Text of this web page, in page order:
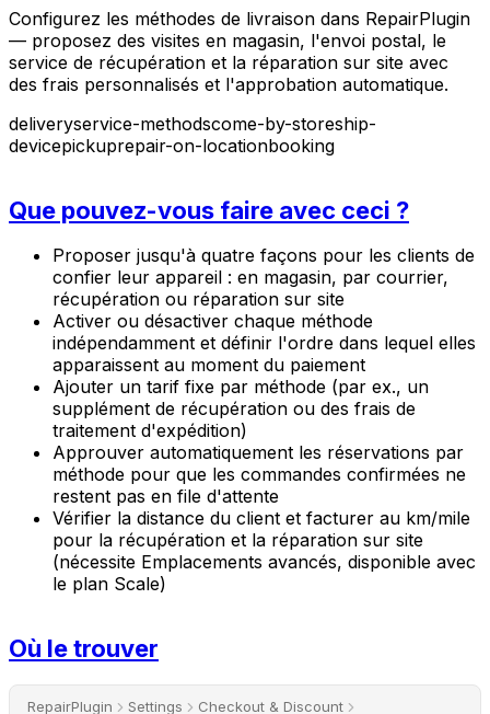
Configurez les méthodes de livraison dans RepairPlugin
— proposez des visites en magasin, l'envoi postal, le
service de récupération et la réparation sur site avec
des frais personnalisés et l'approbation automatique.
deliveryservice-methodscome-by-storeship-
devicepickuprepair-on-locationbooking
Que pouvez-vous faire avec ceci ?
Proposer jusqu'à quatre façons pour les clients de
confier leur appareil : en magasin, par courrier,
récupération ou réparation sur site
Activer ou désactiver chaque méthode
indépendamment et définir l'ordre dans lequel elles
apparaissent au moment du paiement
Ajouter un tarif fixe par méthode (par ex., un
supplément de récupération ou des frais de
traitement d'expédition)
Approuver automatiquement les réservations par
méthode pour que les commandes confirmées ne
restent pas en file d'attente
Vérifier la distance du client et facturer au km/mile
pour la récupération et la réparation sur site
(nécessite Emplacements avancés, disponible avec
le plan Scale)
Où le trouver
RepairPlugin Settings
Checkout & Discount